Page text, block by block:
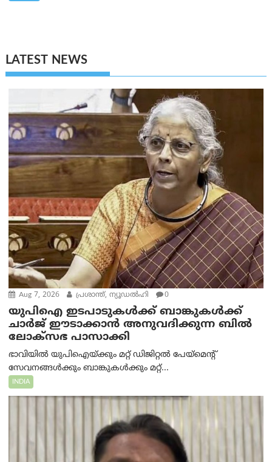
LATEST NEWS
Aug 7, 2026 പ്രശാന്ത്, ന്യൂഡല്‍ഹി 0
യുപിഐ ഇടപാടുകൾക്ക് ബാങ്കുകൾക്ക്
ചാർജ് ഈടാക്കാൻ അനുവദിക്കുന്ന ബിൽ
ലോക്‌സഭ പാസാക്കി
ഭാവിയിൽ യുപിഐയ്ക്കും മറ്റ് ഡിജിറ്റൽ പേയ്‌മെന്റ്
സേവനങ്ങൾക്കും ബാങ്കുകൾക്കും മറ്റ്...
INDIA